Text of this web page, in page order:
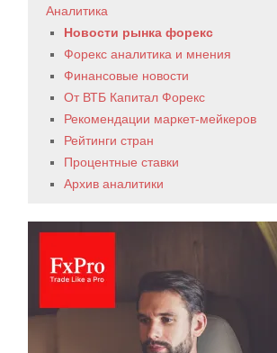
Аналитика
Новости рынка форекс
Форекс аналитика и мнения
Финансовые новости
От ВТБ Капитал Форекс
Рекомендации маркет-мейкеров
Рейтинги стран
Процентные ставки
Архив аналитики